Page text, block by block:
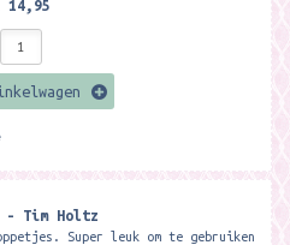
14,95
- Tim Holtz
Super leuk om te gebruiken